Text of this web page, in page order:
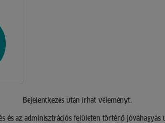
Bejelentkezés után írhat véleményt.
és az adminisztrációs felületen történő jóváhagyás